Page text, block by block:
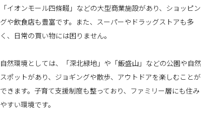
「イオンモール四條畷」などの大型商業施設があり、ショッピン
グや飲食店も豊富です。また、スーパーやドラッグストアも多
く、日常の買い物には困りません。
自然環境としては、「深北緑地」や「飯盛山」などの公園や自然
スポットがあり、ジョギングや散歩、アウトドアを楽しむことが
できます。子育て支援制度も整っており、ファミリー層にも住み
やすい環境です。